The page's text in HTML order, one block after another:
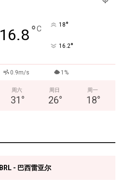
16.8°C 18°
16.2°
0.9m/s 1%
周六
31 °
周日
26°
周一
18°
BRL - 巴西雷亚尔